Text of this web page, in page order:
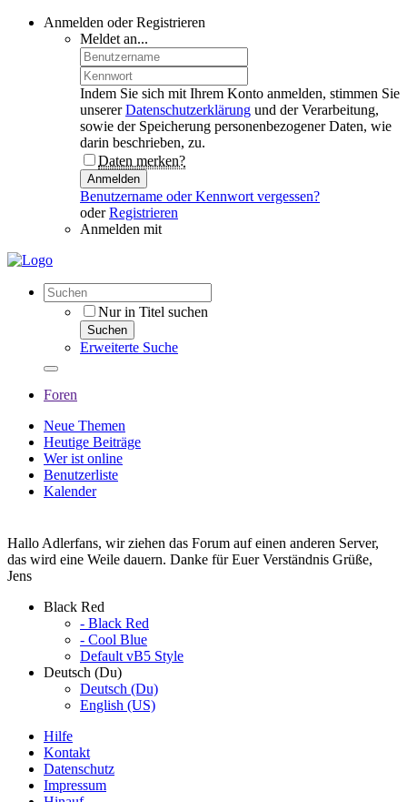
Anmelden oder Registrieren
Meldet an...
Indem Sie sich mit Ihrem Konto anmelden, stimmen Sie
unsererDatenschutzerklärung und der Verarbeitung,
sowie der Speicherung personenbezogener Daten, wie
darin beschrieben, zu.
Daten merken?
Anmelden
Benutzername oder Kennwort vergessen?
oderRegistrieren
Anmelden mit
Nur in Titel suchen
Suchen
Erweiterte Suche
Foren
Neue Themen
Heutige Beiträge
Wer ist online
Benutzerliste
Kalender
Hallo Adlerfans, wir ziehen das Forum auf einen anderen Server,
das wird eine Weile dauern. Danke für Euer Verständnis Grüße,
Jens
Black Red
- Black Red
- Cool Blue
Default vB5 Style
Deutsch (Du)
Deutsch (Du)
English (US)
Hilfe
Kontakt
Datenschutz
Impressum